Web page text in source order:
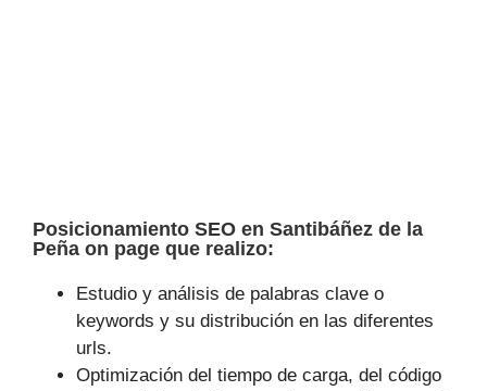
Posicionamiento SEO en Santibáñez de la
Peña on page que realizo:
Estudio y análisis de palabras clave o
keywords y su distribución en las diferentes
urls.
Optimización del tiempo de carga, del código